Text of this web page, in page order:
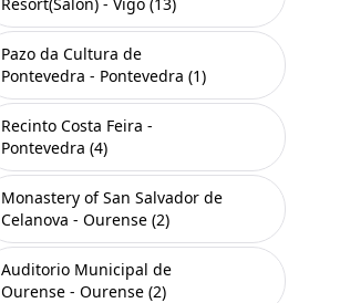
Pazo da Cultura de
Pontevedra - Pontevedra (1)
Recinto Costa Feira -
Pontevedra (4)
Monastery of San Salvador de
Celanova - Ourense (2)
Auditorio Municipal de
Ourense - Ourense (2)